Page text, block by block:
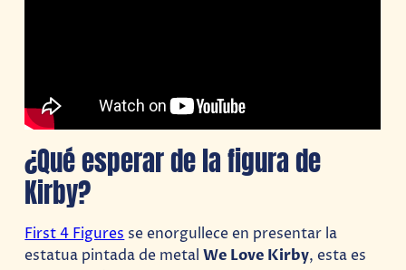
¿Qué esperar de la figura de
Kirby?
First 4 Figures se enorgullece en presentar la
estatua pintada de metalWe Love Kirby, esta es